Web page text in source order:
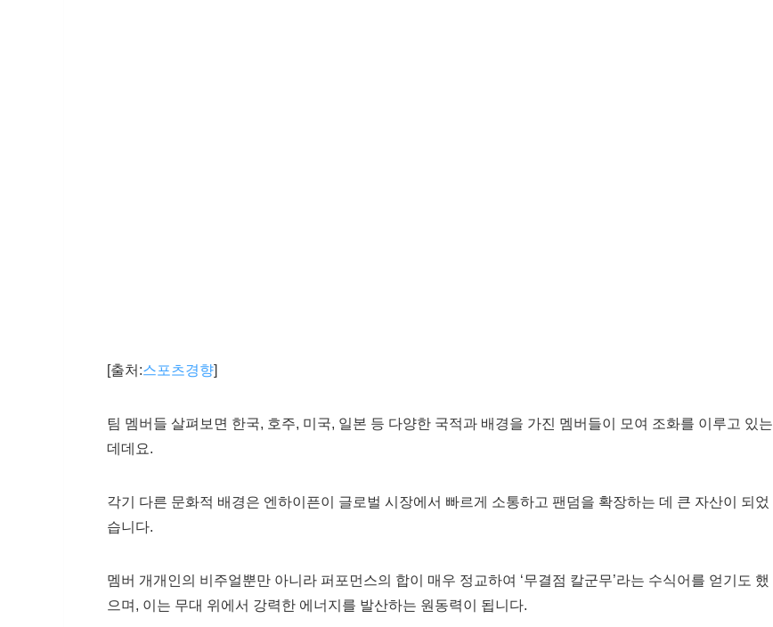
[출처:스포츠경향]
팀 멤버들 살펴보면 한국, 호주, 미국, 일본 등 다양한 국적과 배경을 가진 멤버들이 모여 조화를 이루고 있는
데데요.
각기 다른 문화적 배경은 엔하이픈이 글로벌 시장에서 빠르게 소통하고 팬덤을 확장하는 데 큰 자산이 되었
습니다.
멤버 개개인의 비주얼뿐만 아니라 퍼포먼스의 합이 매우 정교하여 ‘무결점 칼군무’라는 수식어를 얻기도 했
으며, 이는 무대 위에서 강력한 에너지를 발산하는 원동력이 됩니다.